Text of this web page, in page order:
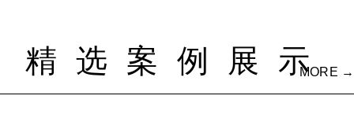
精选案例展示MORE →